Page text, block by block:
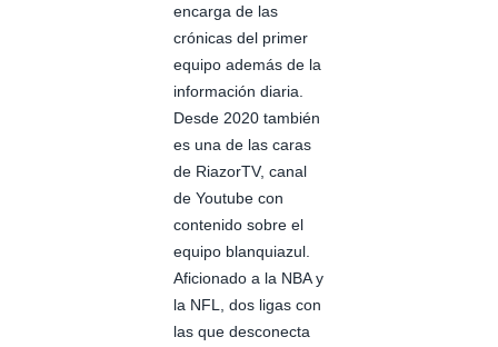
encarga de las
crónicas del primer
equipo además de la
información diaria.
Desde 2020 también
es una de las caras
de RiazorTV, canal
de Youtube con
contenido sobre el
equipo blanquiazul.
Aficionado a la NBA y
la NFL, dos ligas con
las que desconecta